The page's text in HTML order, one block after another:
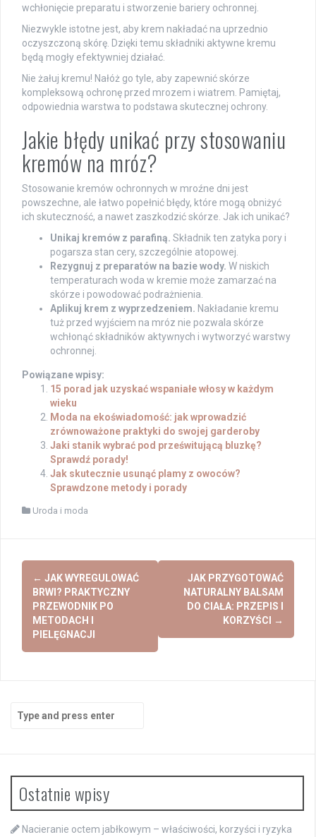
wchłonięcie preparatu i stworzenie bariery ochronnej.
Niezwykle istotne jest, aby krem nakładać na uprzednio
oczyszczoną skórę. Dzięki temu składniki aktywne kremu
będą mogły efektywniej działać.
Nie żałuj kremu! Nałóż go tyle, aby zapewnić skórze
kompleksową ochronę przed mrozem i wiatrem. Pamiętaj,
odpowiednia warstwa to podstawa skutecznej ochrony.
Jakie błędy unikać przy stosowaniu
kremów na mróz?
Stosowanie kremów ochronnych w mroźne dni jest
powszechne, ale łatwo popełnić błędy, które mogą obniżyć
ich skuteczność, a nawet zaszkodzić skórze. Jak ich unikać?
Unikaj kremów z parafiną. Składnik ten zatyka pory i
pogarsza stan cery, szczególnie atopowej.
Rezygnuj z preparatów na bazie wody. W niskich
temperaturach woda w kremie może zamarzać na
skórze i powodować podrażnienia.
Aplikuj krem z wyprzedzeniem. Nakładanie kremu
tuż przed wyjściem na mróz nie pozwala skórze
wchłonąć składników aktywnych i wytworzyć warstwy
ochronnej.
Powiązane wpisy:
15 porad jak uzyskać wspaniałe włosy w każdym
wieku
Moda na ekoświadomość: jak wprowadzić
zrównoważone praktyki do swojej garderoby
Jaki stanik wybrać pod prześwitującą bluzkę?
Sprawdź porady!
Jak skutecznie usunąć plamy z owoców?
Sprawdzone metody i porady
Uroda i moda
Post
navigation
← JAK WYREGULOWAĆ
BRWI? PRAKTYCZNY
PRZEWODNIK PO
METODACH I
PIELĘGNACJI
JAK PRZYGOTOWAĆ
NATURALNY BALSAM
DO CIAŁA: PRZEPIS I
KORZYŚCI
→
for:
Ostatnie wpisy
Nacieranie octem jabłkowym – właściwości, korzyści i ryzyka